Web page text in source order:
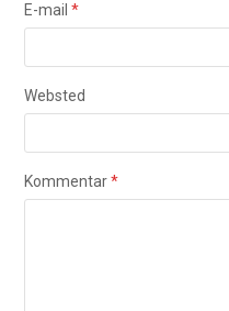
E-mail*
Websted
Kommentar*